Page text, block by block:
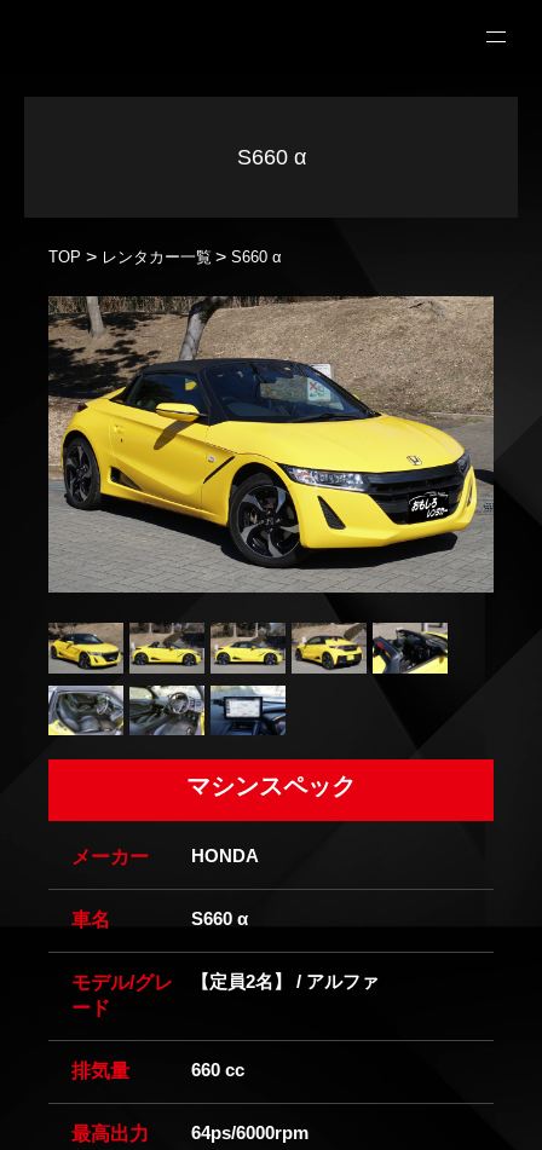
S660 α
TOP > レンタカー一覧 > S660 α
マシンスペック
メーカー HONDA
車名 S660 α
モデル/グレ
ード
【定員2名】 / アルファ
排気量 660 cc
最高出力 64ps/6000rpm